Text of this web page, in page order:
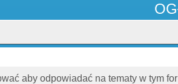
aby odpowiadać na tematy w tym